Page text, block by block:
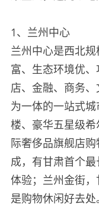
1、兰州中心
兰州中心是西北
富、生态环境优
店、金融、商务
为一体的一站式
楼、豪华五星级
际奢侈品旗舰店
成，有甘肃首个
体验；兰州金街，
是购物休闲好去处